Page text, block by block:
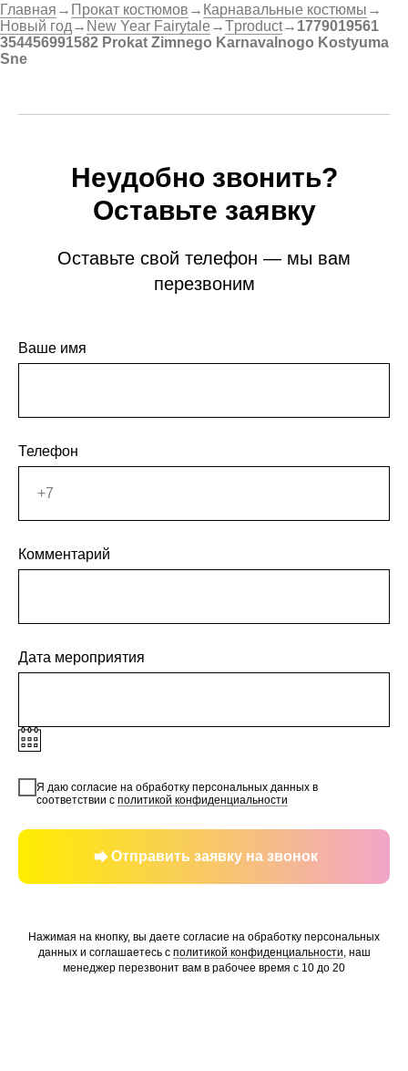
Главная → Прокат костюмов → Карнавальные костюмы →
Новый год → New Year Fairytale →Tproduct→ 1779019561
354456991582 Prokat Zimnego Karnavalnogo Kostyuma
Sne
Неудобно звонить?
Оставьте заявку
Оставьте свой телефон — мы вам
перезвоним
Ваше имя
Телефон
Комментарий
Дата мероприятия
Я даю согласие на обработку персональных данных в
соответствии с политикой конфиденциальности
Отправить заявку на звонок
Нажимая на кнопку, вы даете согласие на обработку персональных
данных и соглашаетесь c политикой конфиденциальности, наш
менеджер перезвонит вам в рабочее время с 10 до 20